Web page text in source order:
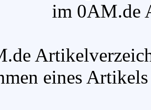
im 0AM.de
eines